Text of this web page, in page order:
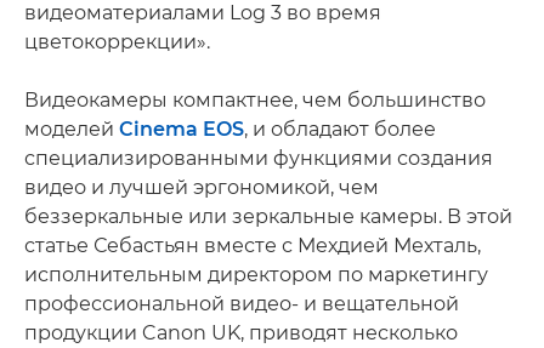
видеоматериалами Log 3 во время
цветокоррекции».
Видеокамеры компактнее, чем большинство
моделей Cinema EOS, и обладают более
специализированными функциями создания
видео и лучшей эргономикой, чем
беззеркальные или зеркальные камеры. В этой
статье Себастьян вместе с Мехдией Мехталь,
исполнительным директором по маркетингу
профессиональной видео- и вещательной
продукции Canon UK, приводят несколько